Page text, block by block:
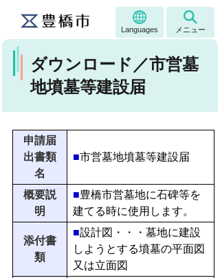
Languages メニュー
ダウンロード／市営墓
地墳墓等建設届
申請届
出書類
名
■市営墓地墳墓等建設届
概要説
明
■豊橋市営墓地に石碑等を
建てる時に使用します。
添付書
類
■設計図・・・墓地に建設
しようとする墳墓の平面図
又は立面図